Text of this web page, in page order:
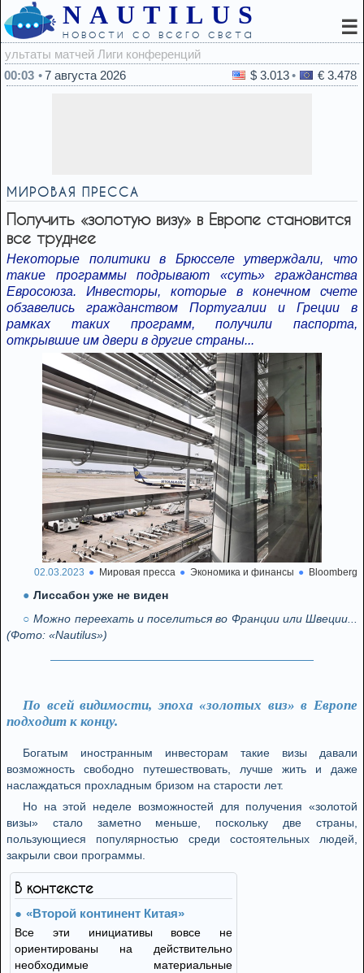
NAUTILUS
новости со всего света ☰
00:03
7 августа 2026 $ 3.013 € 3.478
МИРОВАЯ ПРЕССА
Получить «золотую визу» в Европе становится
все труднее
Некоторые политики в Брюсселе утверждали, что
такие программы подрывают «суть» гражданства
Евросоюза. Инвесторы, которые в конечном счете
обзавелись гражданством Португалии и Греции в
рамках таких программ, получили паспорта,
открывшие им двери в другие страны...
02.03.2023 Мировая пресса Экономика и финансы Bloomberg
Лиссабон уже не виден
Можно переехать и поселиться во Франции или Швеции...
(Фото: «Nautilus»)
По всей видимости, эпоха «золотых виз» в Европе
подходит к концу.
Богатым иностранным инвесторам такие визы давали
возможность свободно путешествовать, лучше жить и даже
наслаждаться прохладным бризом на старости лет.
Но на этой неделе возможностей для получения «золотой
визы» стало заметно меньше, поскольку две страны,
пользующиеся популярностью среди состоятельных людей,
закрыли свои программы.
В контексте
«Второй континент Китая»
Все эти инициативы вовсе не
ориентированы на действительно
необходимые материальные